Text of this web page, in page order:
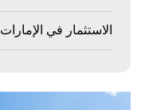
الاستثمار في الإمارات